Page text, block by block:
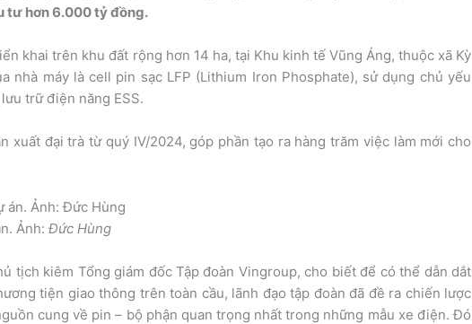
tư hơn 6.000 tỷ đồng.
khai trên khu đất rộng hơn 14 ha, tại Khu kinh tế Vũng Áng, thuộc xã Kỳ
nhà máy là cell pin sạc LFP (Lithium Iron Phosphate), sử dụng chủ yếu
trữ điện năng ESS.
xuất đại trà từ quý IV/2024, góp phần tạo ra hàng trăm việc làm mới cho
Ảnh: Đức Hùng
tịch kiêm Tổng giám đốc Tập đoàn Vingroup, cho biết để có thể dẫn dắt
tiện giao thông trên toàn cầu, lãnh đạo tập đoàn đã đề ra chiến lược
cung về pin – bộ phận quan trọng nhất trong những mẫu xe điện. Đó